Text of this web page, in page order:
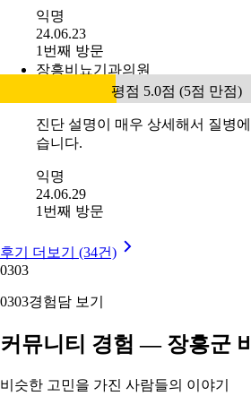
익명
24.06.23
1번째 방문
장흥비뇨기과의원
평점 5.0점 (5점 만점)
진단 설명이 매우 상세해서 질병
습니다.
익명
24.06.29
1번째 방문
후기 더보기 (34건)
0303
0303경험담 보기
커뮤니티 경험 — 장흥군
비슷한 고민을 가진 사람들의 이야기